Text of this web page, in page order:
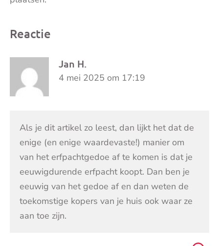
Reactie
Jan H.
4 mei 2025 om 17:19
Als je dit artikel zo leest, dan lijkt het dat de
enige (en enige waardevaste!) manier om
van het erfpachtgedoe af te komen is dat je
eeuwigdurende erfpacht koopt. Dan ben je
eeuwig van het gedoe af en dan weten de
toekomstige kopers van je huis ook waar ze
aan toe zijn.